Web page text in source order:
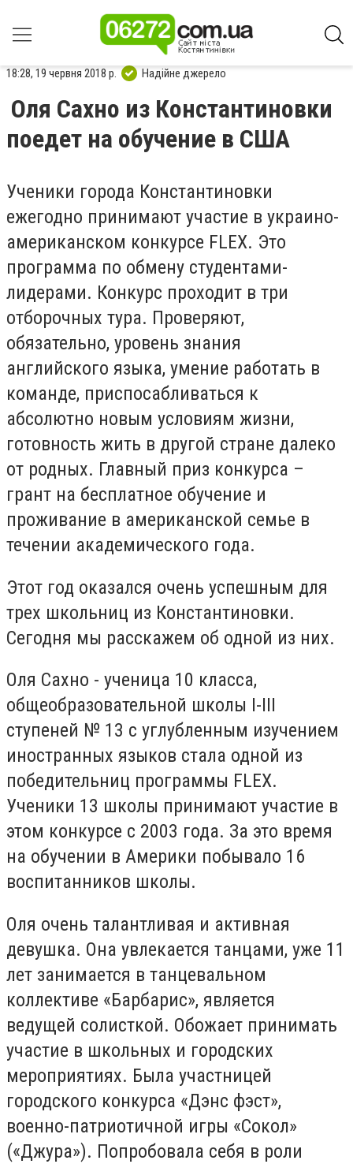
18:28, 19 червня 2018 р. Надійне джерело
Оля Сахно из Константиновки
поедет на обучение в США
Ученики города Константиновки
ежегодно принимают участие в украино-
американском конкурсе FLEX. Это
программа по обмену студентами-
лидерами. Конкурс проходит в три
отборочных тура. Проверяют,
обязательно, уровень знания
английского языка, умение работать в
команде, приспосабливаться к
абсолютно новым условиям жизни,
готовность жить в другой стране далеко
от родных. Главный приз конкурса –
грант на бесплатное обучение и
проживание в американской семье в
течении академического года.
Этот год оказался очень успешным для
трех школьниц из Константиновки.
Сегодня мы расскажем об одной из них.
Оля Сахно - ученица 10 класса,
общеобразовательной школы І-ІІІ
ступеней № 13 с углубленным изучением
иностранных языков стала одной из
победительниц программы FLEX.
Ученики 13 школы принимают участие в
этом конкурсе с 2003 года. За это время
на обучении в Америки побывало 16
воспитанников школы.
Оля очень талантливая и активная
девушка. Она увлекается танцами, уже 11
лет занимается в танцевальном
коллективе «Барбарис», является
ведущей солисткой. Обожает принимать
участие в школьных и городских
мероприятиях. Была участницей
городского конкурса «Дэнс фэст»,
военно-патриотичной игры «Сокол»
(«Джура»). Попробовала себя в роли